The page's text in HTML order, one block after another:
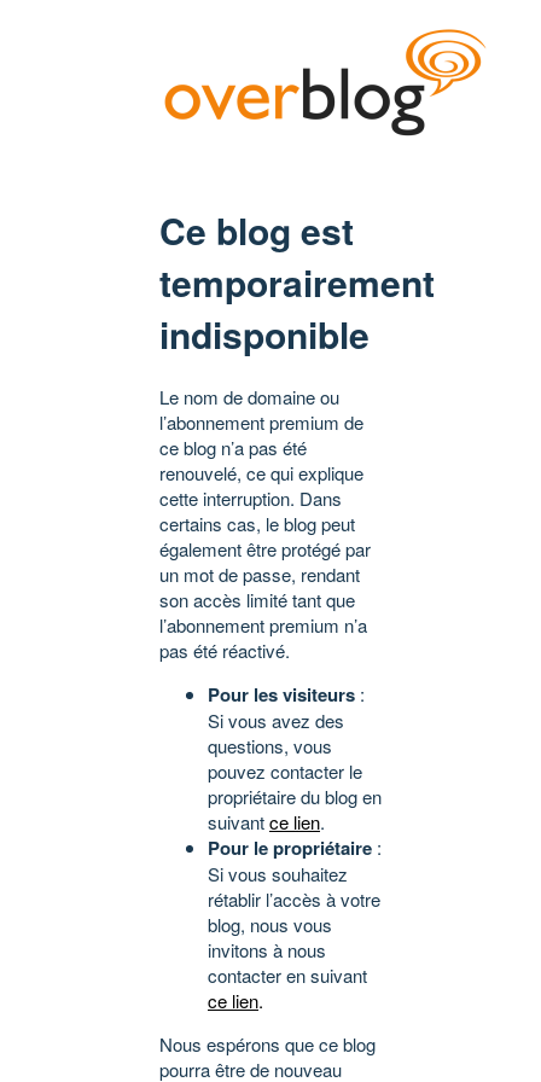
Ce blog est
temporairement
indisponible
Le nom de domaine ou
l’abonnement premium de
ce blog n’a pas été
renouvelé, ce qui explique
cette interruption. Dans
certains cas, le blog peut
également être protégé par
un mot de passe, rendant
son accès limité tant que
l’abonnement premium n’a
pas été réactivé.
Pour les visiteurs :
Si vous avez des
questions, vous
pouvez contacter le
propriétaire du blog en
suivantce lien.
Pour le propriétaire :
Si vous souhaitez
rétablir l’accès à votre
blog, nous vous
invitons à nous
contacter en suivant
ce lien.
Nous espérons que ce blog
pourra être de nouveau